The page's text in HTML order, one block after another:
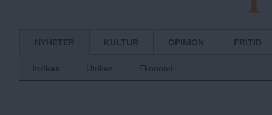
F
r
NYHETER KULTUR OPINION FRITID
Inrikes Utrikes Ekonomi